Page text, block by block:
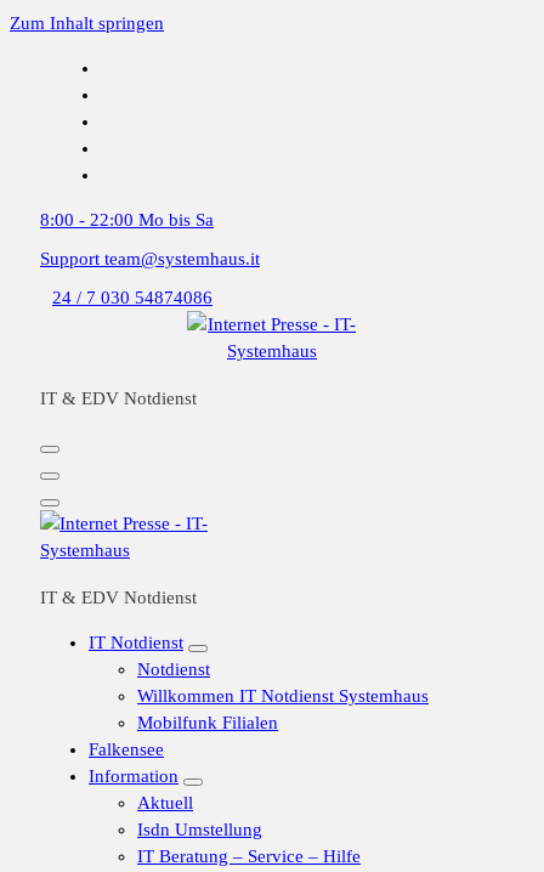
Zum Inhalt springen
8:00 - 22:00 Mo bis Sa
Support team@systemhaus.it
24 / 7 030 54874086
IT & EDV Notdienst
IT & EDV Notdienst
IT Notdienst
Notdienst
Willkommen IT Notdienst Systemhaus
Mobilfunk Filialen
Falkensee
Information
Aktuell
Isdn Umstellung
IT Beratung – Service – Hilfe